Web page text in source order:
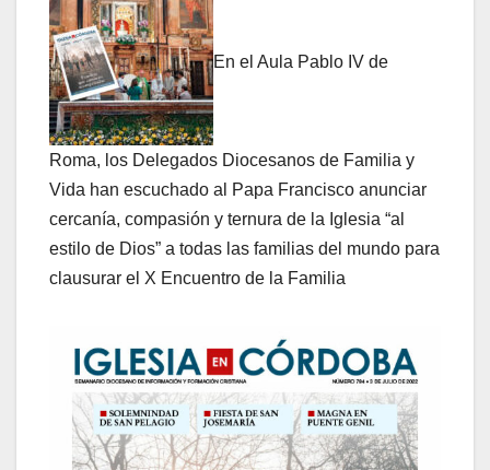
En el Aula Pablo IV de
Roma, los Delegados Diocesanos de Familia y
Vida han escuchado al Papa Francisco anunciar
cercanía, compasión y ternura de la Iglesia “al
estilo de Dios” a todas las familias del mundo para
clausurar el X Encuentro de la Familia